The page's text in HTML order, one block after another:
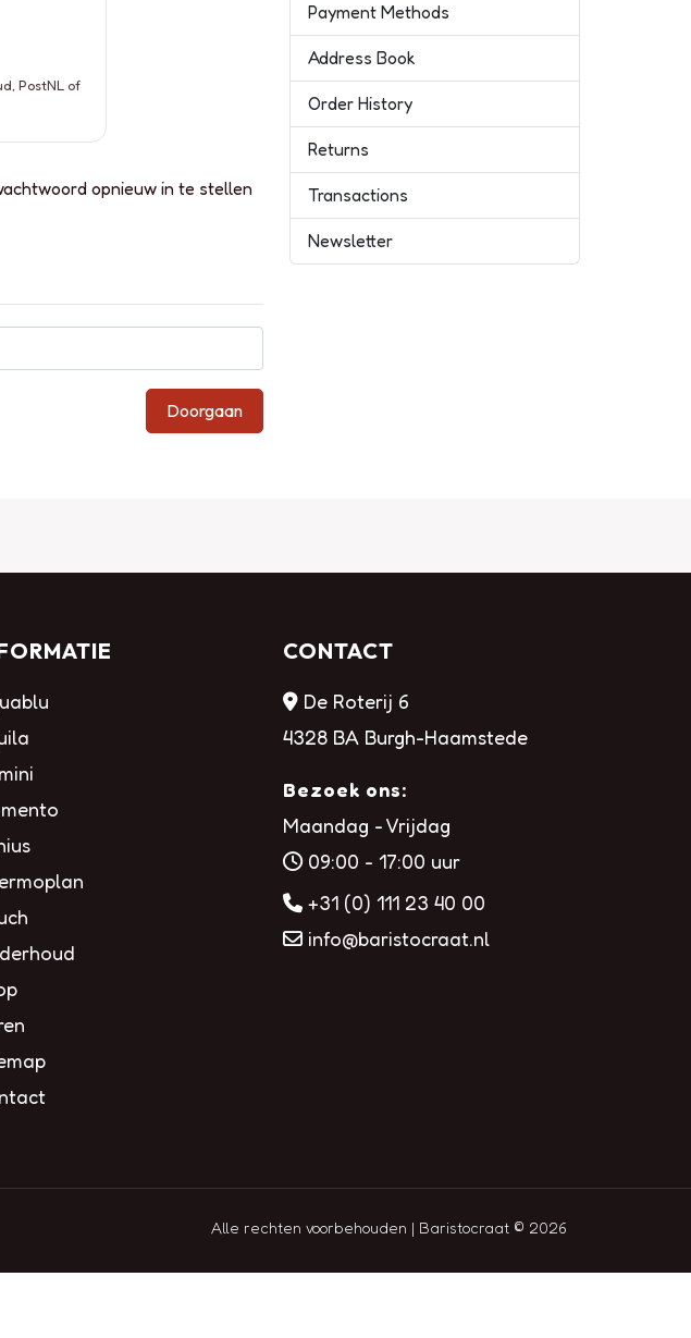
PostNL of
opnieuw in te stellen
Doorgaan
Payment Methods
Address Book
Order History
Returns
Transactions
Newsletter
CONTACT
De Roterij 6
4328 BA Burgh-Haamstede
Bezoek ons:
Maandag - Vrijdag
09:00 - 17:00 uur
+31 (0) 111 23 40 00
info@baristocraat.nl
Alle rechten voorbehouden | Baristocraat © 2026